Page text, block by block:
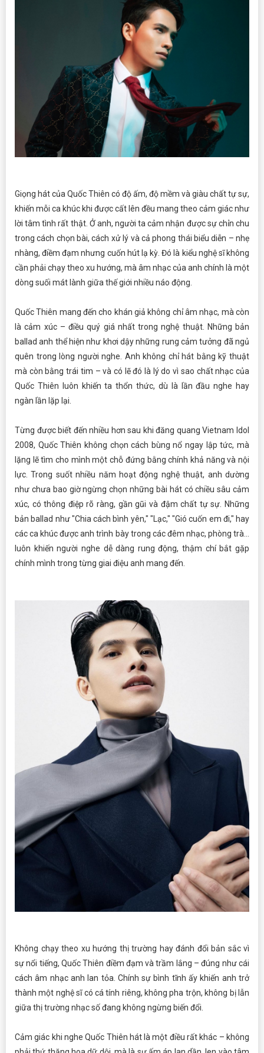
Giọng hát của Quốc Thiên có độ ấm, độ mềm và giàu chất tự sự,
khiến mỗi ca khúc khi được cất lên đều mang theo cảm giác như
lời tâm tình rất thật. Ở anh, người ta cảm nhận được sự chỉn chu
trong cách chọn bài, cách xử lý và cả phong thái biểu diễn – nhẹ
nhàng, điềm đạm nhưng cuốn hút lạ kỳ. Đó là kiểu nghệ sĩ không
cần phải chạy theo xu hướng, mà âm nhạc của anh chính là một
dòng suối mát lành giữa thế giới nhiều náo động.
Quốc Thiên mang đến cho khán giả không chỉ âm nhạc, mà còn
là cảm xúc – điều quý giá nhất trong nghệ thuật. Những bản
ballad anh thể hiện như khơi dậy những rung cảm tưởng đã ngủ
quên trong lòng người nghe. Anh không chỉ hát bằng kỹ thuật
mà còn bằng trái tim – và có lẽ đó là lý do vì sao chất nhạc của
Quốc Thiên luôn khiến ta thổn thức, dù là lần đầu nghe hay
ngàn lần lặp lại.
Từng được biết đến nhiều hơn sau khi đăng quang Vietnam Idol
2008, Quốc Thiên không chọn cách bùng nổ ngay lập tức, mà
lặng lẽ tìm cho mình một chỗ đứng bằng chính khả năng và nội
lực. Trong suốt nhiều năm hoạt động nghệ thuật, anh dường
như chưa bao giờ ngừng chọn những bài hát có chiều sâu cảm
xúc, có thông điệp rõ ràng, gần gũi và đậm chất tự sự. Những
bản ballad như "Chia cách bình yên," "Lạc," "Gió cuốn em đi," hay
các ca khúc được anh trình bày trong các đêm nhạc, phòng trà…
luôn khiến người nghe dễ dàng rung động, thậm chí bắt gặp
chính mình trong từng giai điệu anh mang đến.
Không chạy theo xu hướng thị trường hay đánh đổi bản sắc vì
sự nổi tiếng, Quốc Thiên điềm đạm và trầm lắng – đúng như cái
cách âm nhạc anh lan tỏa. Chính sự bình tĩnh ấy khiến anh trở
thành một nghệ sĩ có cá tính riêng, không pha trộn, không bị lẫn
giữa thị trường nhạc số đang không ngừng biến đổi.
Cảm giác khi nghe Quốc Thiên hát là một điều rất khác – không